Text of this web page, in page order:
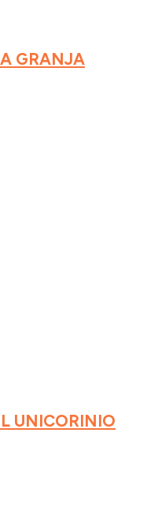
GRANJA
UNICORINIO